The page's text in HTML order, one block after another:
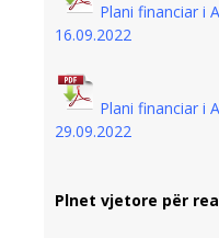
Plani financiar i
16.09.2022
Plani financiar i
29.09.2022
Plnet vjetore për